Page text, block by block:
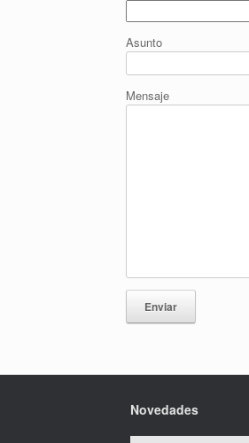
Asunto
Mensaje
Novedades